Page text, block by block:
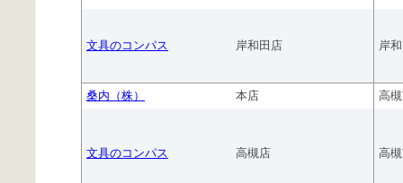
文具のコンパス 岸和田店 岸
桑内（株） 本店 高
文具のコンパス 高槻店 高